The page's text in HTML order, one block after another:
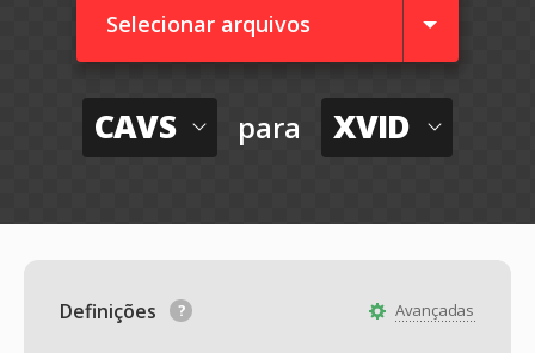
Selecionar arquivos
CAVS para XVID
Avançadas
Definições